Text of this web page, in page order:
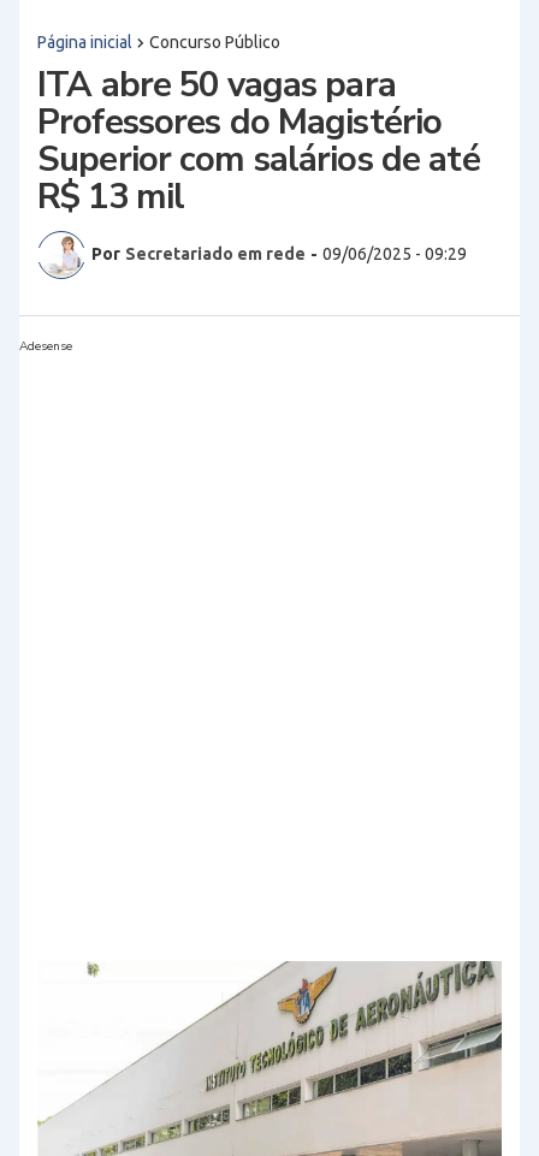
Página inicial Concurso Público
ITA abre 50 vagas para
Professores do Magistério
Superior com salários de até
R$ 13 mil
Por Secretariado em rede - 09/06/2025 - 09:29
Adesense